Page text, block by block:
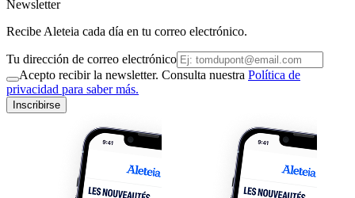
Newsletter
Recibe Aleteia cada día en tu correo electrónico.
Tu dirección de correo electrónico
Acepto recibir la newsletter. Consulta nuestra Política de
privacidad para saber más.
Inscribirse